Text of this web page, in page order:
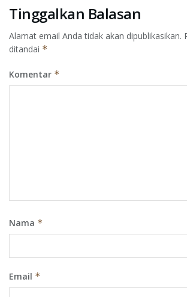
Tinggalkan Balasan
Alamat email Anda tidak akan dipublikasikan.
ditandai *
Komentar *
Nama *
Email *